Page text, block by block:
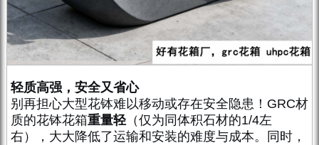
轻质高强，安全又省心
别再担心大型花钵难以移动或存在安全隐患！GRC材
质的花钵花箱重量轻（仅为同体积石材的1/4左
右），大大降低了运输和安装的难度与成本。同时，